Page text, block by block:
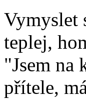
Vymyslet
teplej,
"Jsem na
přítele,